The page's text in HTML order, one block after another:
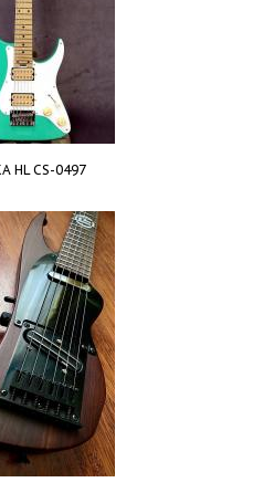
HL CS-0497